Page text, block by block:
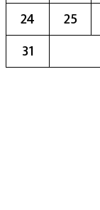
24
25
31